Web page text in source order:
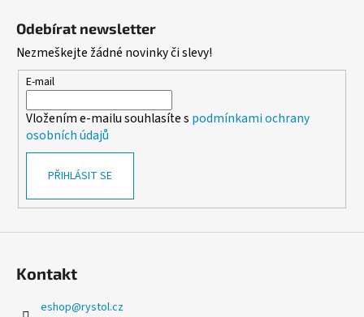
í
p
k
s
Odebírat newsletter
Nezmeškejte žádné novinky či slevy!
E-mail
Vložením e-mailu souhlasíte s podmínkami ochrany
osobních údajů
PŘIHLÁSIT SE
Kontakt
eshop@rystol.cz